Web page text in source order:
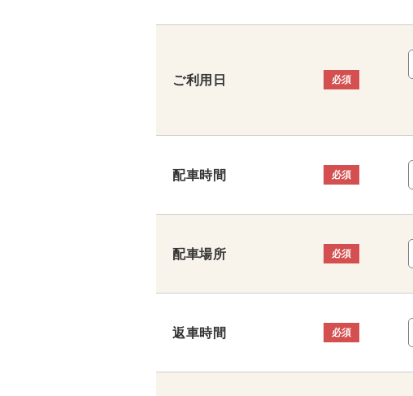
ご利用日 必須
配車時間 必須
配車場所 必須
返車時間 必須